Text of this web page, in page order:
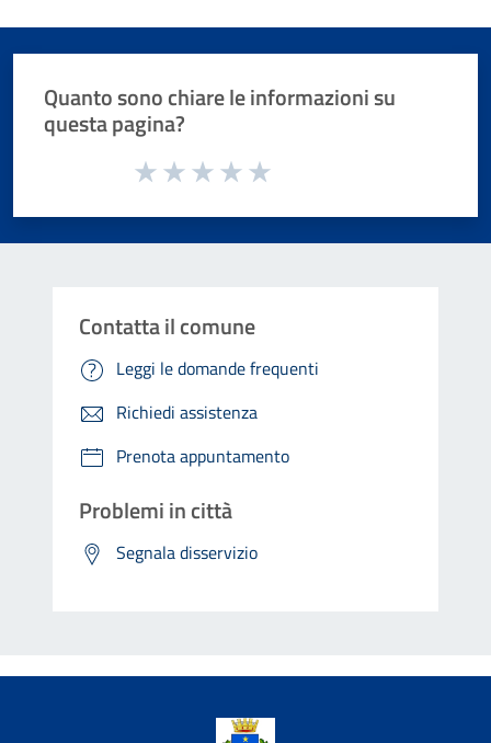
Quanto sono chiare le informazioni su
questa pagina?
Valuta da 1 a 5 stelle la pagina
Contatta il comune
Leggi le domande frequenti
Richiedi assistenza
Prenota appuntamento
Problemi in città
Segnala disservizio